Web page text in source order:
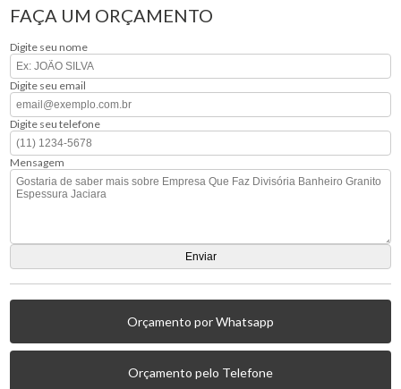
FAÇA UM ORÇAMENTO
Digite seu nome
Digite seu email
Digite seu telefone
Mensagem
Orçamento por Whatsapp
Orçamento pelo Telefone